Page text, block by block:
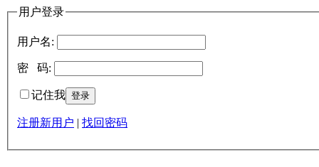
用户登录
用户名:
密 码:
记住我
注册新用户 找回密码